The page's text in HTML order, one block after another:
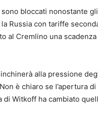
bloccati nonostante
Russia con tariffe
al Cremlino una
alla pressione
è chiaro se l’apertura
Witkoff ha cambiato